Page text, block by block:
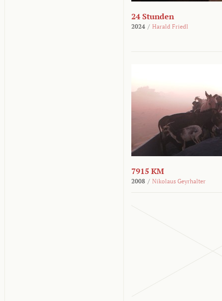
24 Stunden
2024 / Harald Friedl
7915 KM
2008 / Nikolaus Geyrhalter